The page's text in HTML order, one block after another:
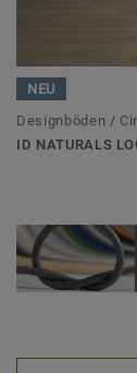
NEU
Designböden /
ID NATURALS